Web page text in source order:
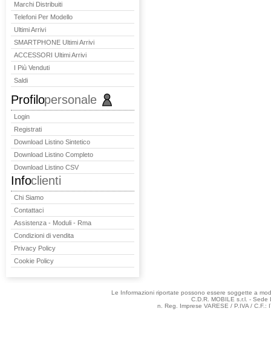
Marchi Distribuiti
Telefoni Per Modello
Ultimi Arrivi
SMARTPHONE Ultimi Arrivi
ACCESSORI Ultimi Arrivi
I Più Venduti
Saldi
Profilopersonale
Login
Registrati
Download Listino Sintetico
Download Listino Completo
Download Listino CSV
Infoclienti
Chi Siamo
Contattaci
Assistenza - Moduli - Rma
Condizioni di vendita
Privacy Policy
Cookie Policy
Le Informazioni riportate possono essere soggette a
C.D.R. MOBILE s.r.l. -
n. Reg. Imprese VARESE / P.IVA /